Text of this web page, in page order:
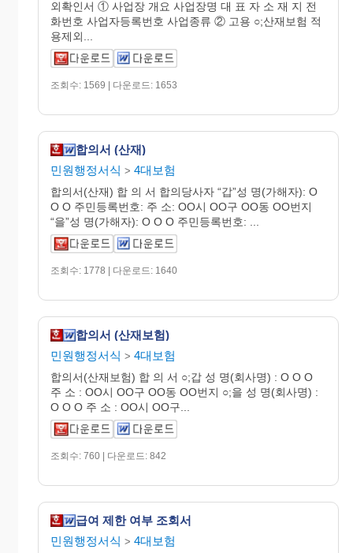
외확인서 ① 사업장 개요 사업장명 대 표 자 소 재 지 전
화번호 사업자등록번호 사업종류 ② 고용 ○;산재보험 적
용제외...
조회수: 1569 | 다운로드: 1653
합의서 (산재)
민원행정서식 > 4대보험
합의서(산재) 합 의 서 합의당사자 “갑”성 명(가해자): O
O O 주민등록번호: 주 소: OO시 OO구 OO동 OO번지
“을”성 명(가해자): O O O 주민등록번호: ...
조회수: 1778 | 다운로드: 1640
합의서 (산재보험)
민원행정서식 > 4대보험
합의서(산재보험) 합 의 서 ○;갑 성 명(회사명) : O O O
주 소 : OO시 OO구 OO동 OO번지 ○;을 성 명(회사명) :
O O O 주 소 : OO시 OO구...
조회수: 760 | 다운로드: 842
급여 제한 여부 조회서
민원행정서식 > 4대보험